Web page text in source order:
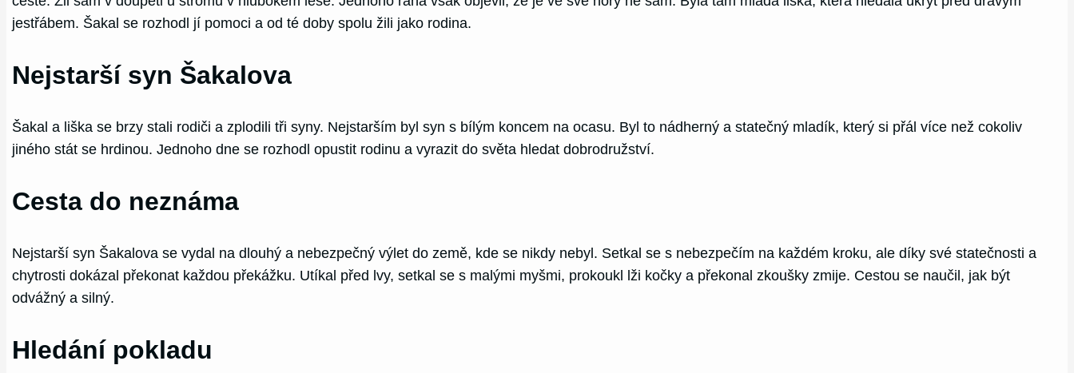
jestřábem. Šakal se rozhodl jí pomoci a od té doby spolu žili jako rodina.
Nejstarší syn Šakalova
Šakal a liška se brzy stali rodiči a zplodili tři syny. Nejstarším byl syn s bílým koncem na ocasu. Byl to nádherný a statečný mladík, který si přál více než cokoliv
jiného stát se hrdinou. Jednoho dne se rozhodl opustit rodinu a vyrazit do světa hledat dobrodružství.
Cesta do neznáma
Nejstarší syn Šakalova se vydal na dlouhý a nebezpečný výlet do země, kde se nikdy nebyl. Setkal se s nebezpečím na každém kroku, ale díky své statečnosti a
chytrosti dokázal překonat každou překážku. Utíkal před lvy, setkal se s malými myšmi, prokoukl lži kočky a překonal zkoušky zmije. Cestou se naučil, jak být
odvážný a silný.
Hledání pokladu